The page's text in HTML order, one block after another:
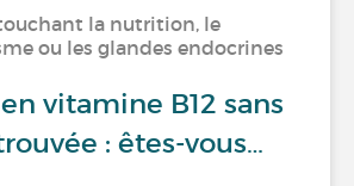
la nutrition, le
ou les glandes endocrines
vitamine B12 sans
: êtes-vous…